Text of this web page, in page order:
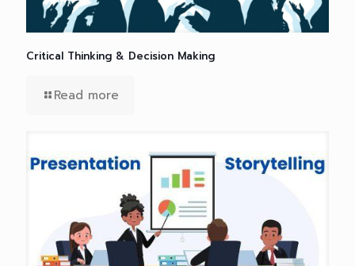
Critical Thinking & Decision Making
Read more